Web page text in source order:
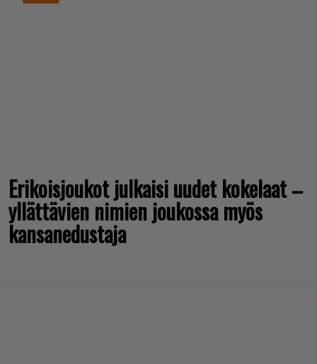
Erikoisjoukot julkaisi uudet kokelaat –
yllättävien nimien joukossa myös
kansanedustaja